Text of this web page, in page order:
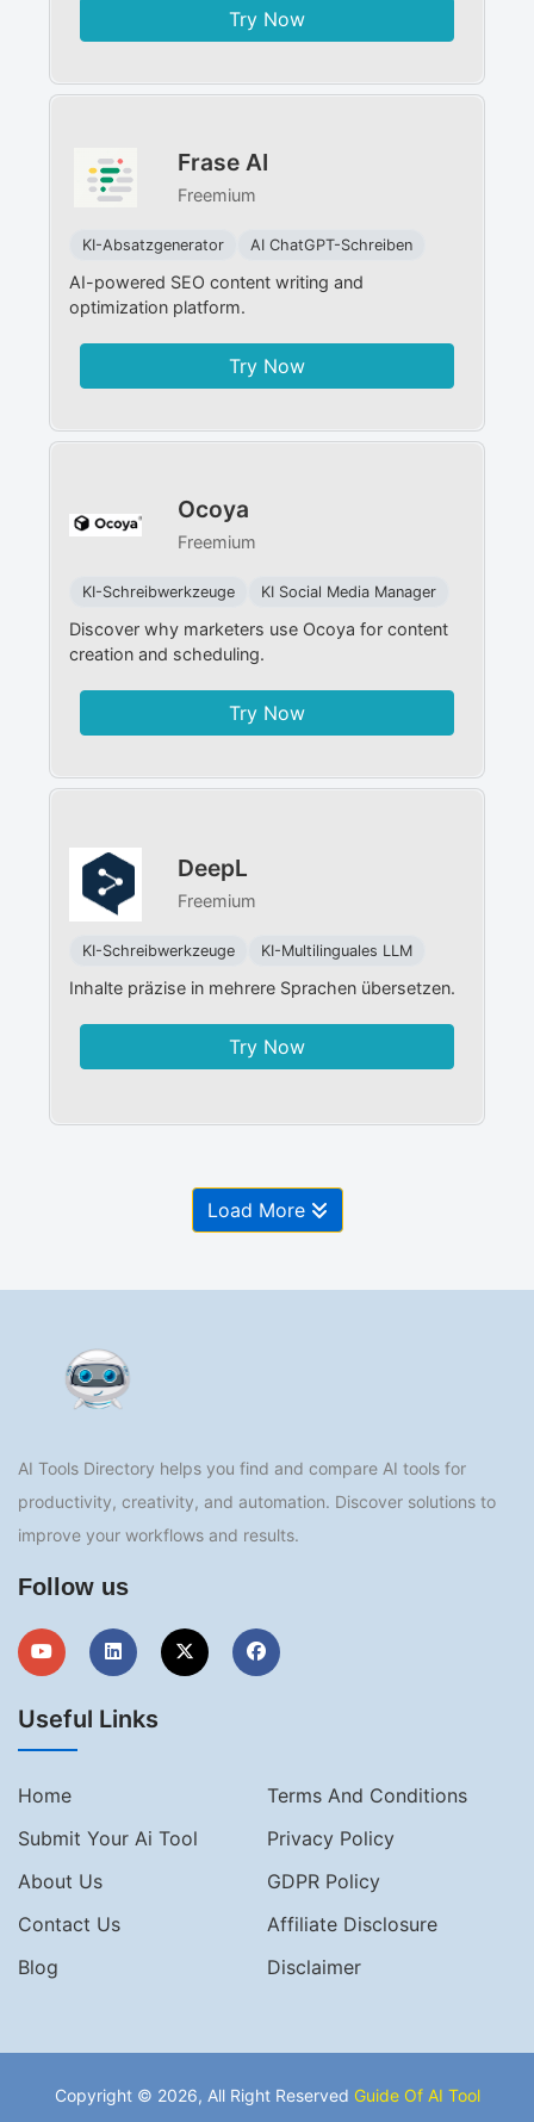
Try Now
Frase AI
Freemium
KI-Absatzgenerator AI ChatGPT-Schreiben
AI-powered SEO content writing and
optimization platform.
Try Now
Ocoya
Freemium
KI-Schreibwerkzeuge KI Social Media Manager​
Discover why marketers use Ocoya for content
creation and scheduling.
Try Now
DeepL
Freemium
KI-Schreibwerkzeuge KI-Multilinguales LLM
Inhalte präzise in mehrere Sprachen übersetzen.
Try Now
Load More
AI Tools Directory helps you find and compare AI tools for
productivity, creativity, and automation. Discover solutions to
improve your workflows and results.
Follow us
Useful Links
Home
Terms And Conditions
Submit Your Ai Tool
Privacy Policy
About Us
GDPR Policy
Contact Us
Affiliate Disclosure
Blog
Disclaimer
Copyright © 2026, All Right Reserved Guide Of AI Tool